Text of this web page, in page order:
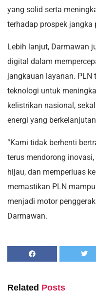
yang solid serta
terhadap prospek jangka
Lebih lanjut, Darmawan
digital dalam
jangkauan layanan.
teknologi untuk
kelistrikan nasional,
energi yang
“Kami tidak berhenti
terus mendorong
hijau, dan memperluas
memastikan PLN
menjadi motor
Darmawan.
Related Posts